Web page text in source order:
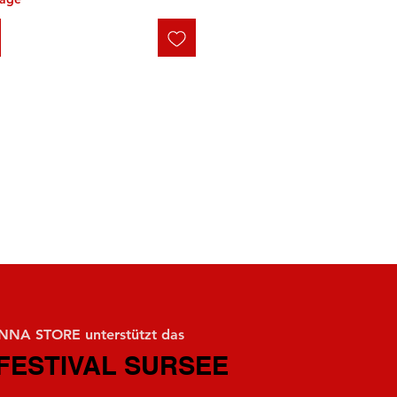
STORE unterstützt das
SURSEE
SURSEE